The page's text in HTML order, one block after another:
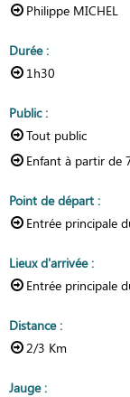
Philippe MICHEL
Durée:
1h30
Public:
Tout public
Enfant à partir de
Point de départ :
Entrée principale
Lieux d'arrivée:
Entrée principale
Distance:
2/3 Km
Jauge: